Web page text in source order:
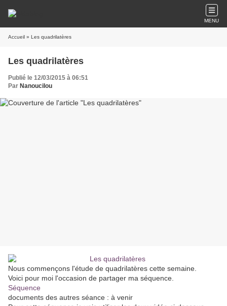
MENU
Accueil » Les quadrilatères
Les quadrilatères
Publié le 12/03/2015 à 06:51
Par Nanoucilou
Nous commençons l'étude de quadrilatères cette semaine.
Voici pour moi l'occasion de partager ma séquence.
Séquence
documents des autres séance : à venir